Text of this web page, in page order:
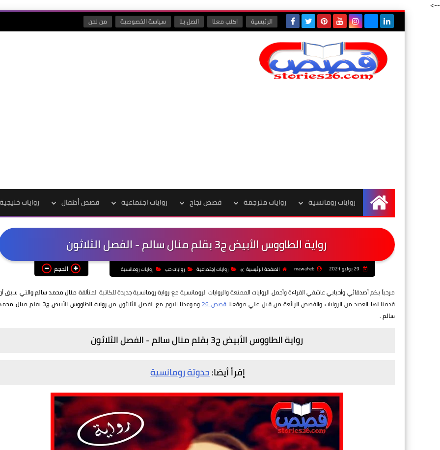
-->
الرئيسية اكتب معنا اتصل بنا سياسة الخصوصية من نحن
الرئيسية
روايات رومانسية روايات مترجمة قصص نجاح روايات اجتماعية قصص أطفال روايات خليجية
رواية الطاووس الأبيض ج3 بقلم منال سالم - الفصل الثلاثون
mawaheb الصفحة الرئيسية روايات إجتماعية روايات حب روايات رومانسية الحجم
مرحباً بكم أصدقائي وأحبابي عاشقي القراءة وأجمل الروايات الممتعة والروايات الرومانسية مع رواية رومانسية جديدة للكاتبة المتألقةمنال محمد سالموالتي سبق
قدمنا لها العديد من الروايات والقصص الرائعة من قبل علي موقعناقصص 26 وموعدنا اليوم مع الفصل الثلاثون من
رواية الطاووس الأبيض ج3 بقلم منال
سالم.
رواية الطاووس الأبيض ج3 بقلم منال سالم - الفصل الثلاثون
إقرأ أيضا:حدوتة رومانسية